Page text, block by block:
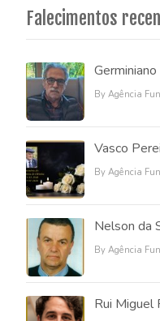
Falecimentos
By Agência
Vasco
By Agência
Nelson da
By Agência
Rui Miguel